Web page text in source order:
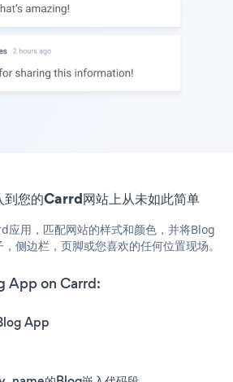
您的Carrd网站上从未如此简单
应用，匹配网站的样式和颜色，并将Blog
侧边栏，页脚或您喜欢的任何位置现场。
App on Carrd:
App